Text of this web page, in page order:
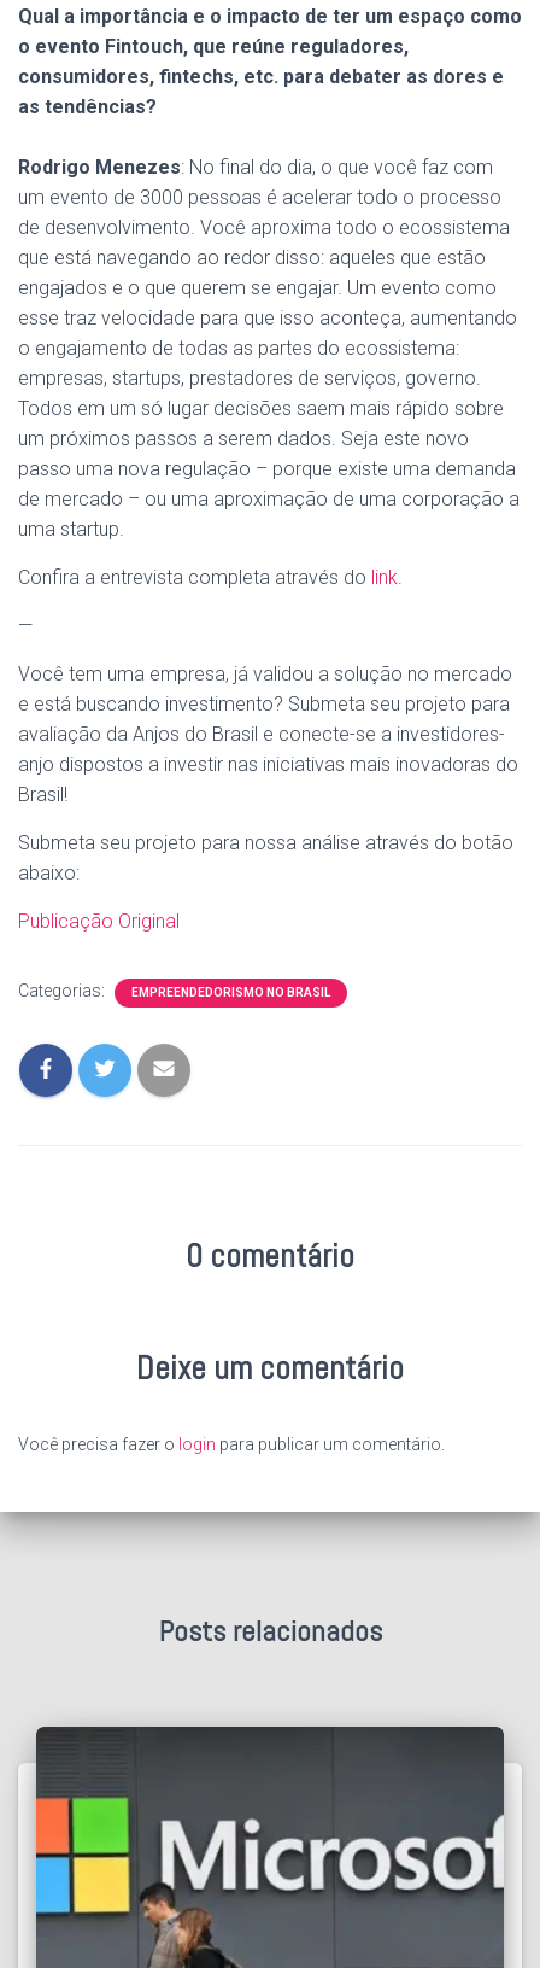
Qual a importância e o impacto de ter um espaço como
o evento Fintouch, que reúne reguladores,
consumidores, fintechs, etc. para debater as dores e
as tendências?
Rodrigo Menezes: No final do dia, o que você faz com
um evento de 3000 pessoas é acelerar todo o processo
de desenvolvimento. Você aproxima todo o ecossistema
que está navegando ao redor disso: aqueles que estão
engajados e o que querem se engajar. Um evento como
esse traz velocidade para que isso aconteça, aumentando
o engajamento de todas as partes do ecossistema:
empresas, startups, prestadores de serviços, governo.
Todos em um só lugar decisões saem mais rápido sobre
um próximos passos a serem dados. Seja este novo
passo uma nova regulação – porque existe uma demanda
de mercado – ou uma aproximação de uma corporação a
uma startup.
Confira a entrevista completa através do link
—
​Você tem uma empresa, já validou a solução no mercado
e está buscando investimento? Submeta seu projeto para
avaliação da Anjos do Brasil e conecte-se a investidores-
anjo dispostos a investir nas iniciativas mais inovadoras do
Brasil!
​Submeta seu projeto para nossa análise através do botão
abaixo:
Publicação Original
Categorias: EMPREENDEDORISMO NO BRASIL
0 comentário
Deixe um comentário
Você precisa fazer o login para publicar um comentário.
Posts relacionados